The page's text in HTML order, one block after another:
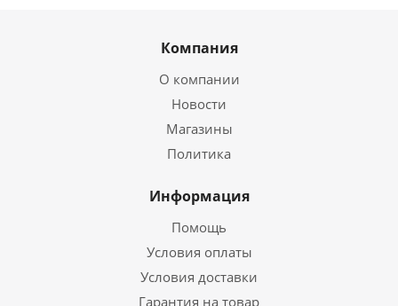
Компания
О компании
Новости
Магазины
Политика
Информация
Помощь
Условия оплаты
Условия доставки
Гарантия на товар